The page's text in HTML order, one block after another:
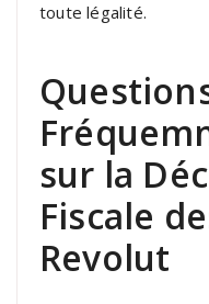
toute légalité.
sur la
Fiscale
Revolut